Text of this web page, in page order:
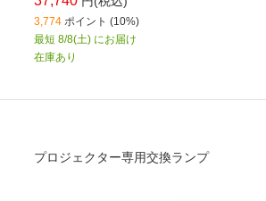
3,774 ポイント (10%)
最短 8/8(土) にお届け
在庫あり
プロジェクター専用交換ランプ